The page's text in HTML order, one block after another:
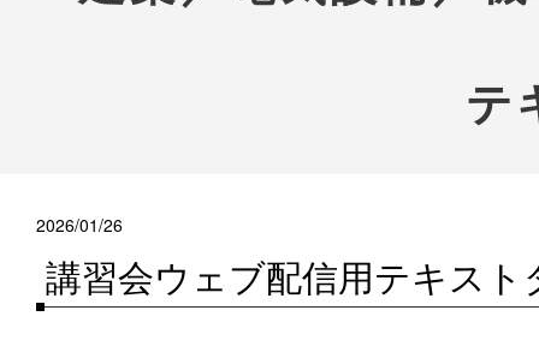
テ
2026/01/26
講習会ウェブ配信用テキスト